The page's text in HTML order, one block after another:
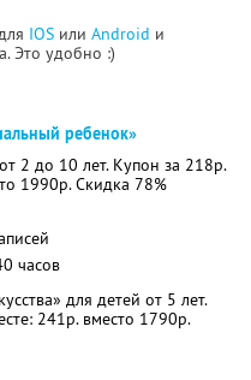
IOS или Android и
Это удобно :)
ребенок»
2 до 10 лет. Купон за 218р.
1990р. Скидка 78%
часов
для детей от 5 лет.
241р. вместо 1790р.